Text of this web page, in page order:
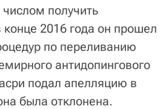
получить
2016 года он прошел
по переливанию
антидопингового
подал апелляцию в
была отклонена.